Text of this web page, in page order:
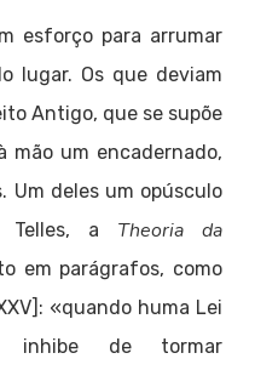
esforço para arrumar
lugar. Os que deviam
Antigo, que se supõe
mão um encadernado,
Um deles um opúsculo
Telles, a Theoria da
em parágrafos, como
«quando huma Lei
inhibe de tormar